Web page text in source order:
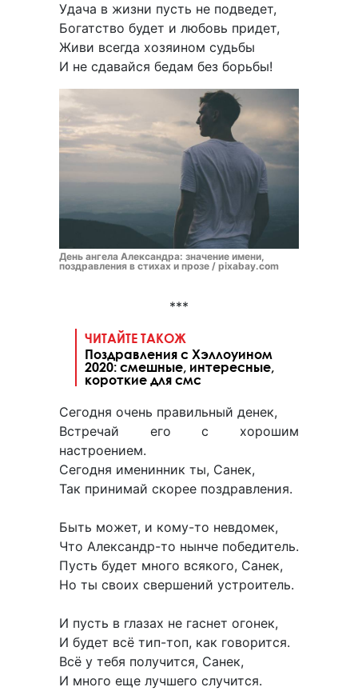
Удача в жизни пусть не подведет,
Богатство будет и любовь придет,
Живи всегда хозяином судьбы
И не сдавайся бедам без борьбы!
День ангела Александра: значение имени,
поздравления в стихах и прозе / pixabay.com
***
ЧИТАЙТЕ ТАКОЖ
Поздравления с Хэллоуином
2020: смешные, интересные,
короткие для смс
Сегодня очень правильный денек,
Встречай его с хорошим
настроением.
Сегодня именинник ты, Санек,
Так принимай скорее поздравления.
Быть может, и кому-то невдомек,
Что Александр-то нынче победитель.
Пусть будет много всякого, Санек,
Но ты своих свершений устроитель.
И пусть в глазах не гаснет огонек,
И будет всё тип-топ, как говорится.
Всё у тебя получится, Санек,
И много еще лучшего случится.